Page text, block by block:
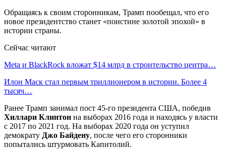
Обращаясь к своим сторонникам, Трамп пообещал, что его
новое президентство станет «поистине золотой эпохой» в
истории страны.
Сейчас читают
Meta и BlackRock вложат $14 млрд в строительство центра…
Илон Маск стал первым триллионером в истории. Более 4
тысяч…
Ранее Трамп занимал пост 45-го президента США, победив
Хиллари Клинтон на выборах 2016 года и находясь у власти
с 2017 по 2021 год. На выборах 2020 года он уступил
демократу Джо Байдену, после чего его сторонники
попытались штурмовать Капитолий.